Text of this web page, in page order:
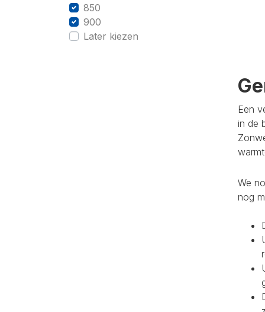
850
900
Later kiezen
Een
in de
We
nog